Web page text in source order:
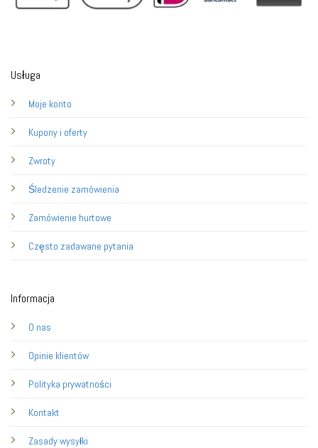
Usługa
Moje konto
Kupony i oferty
Zwroty
Śledzenie zamówienia
Zamówienie hurtowe
Często zadawane pytania
Informacja
O nas
Opinie klientów
Polityka prywatności
Kontakt
Zasady wysyłki